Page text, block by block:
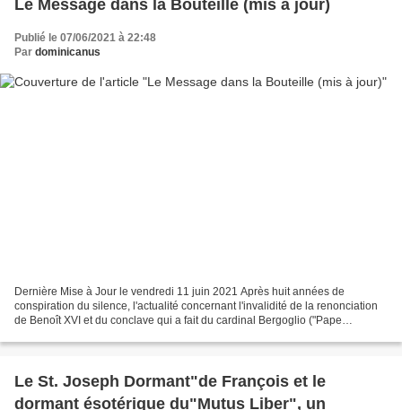
Le Message dans la Bouteille (mis à jour)
Publié le 07/06/2021 à 22:48
Par dominicanus
Dernière Mise à Jour le vendredi 11 juin 2021 Après huit années de
conspiration du silence, l'actualité concernant l'invalidité de la renonciation
de Benoît XVI et du conclave qui a fait du cardinal Bergoglio ("Pape
Le St. Joseph Dormant"de François et le
dormant ésotérique du"Mutus Liber", un